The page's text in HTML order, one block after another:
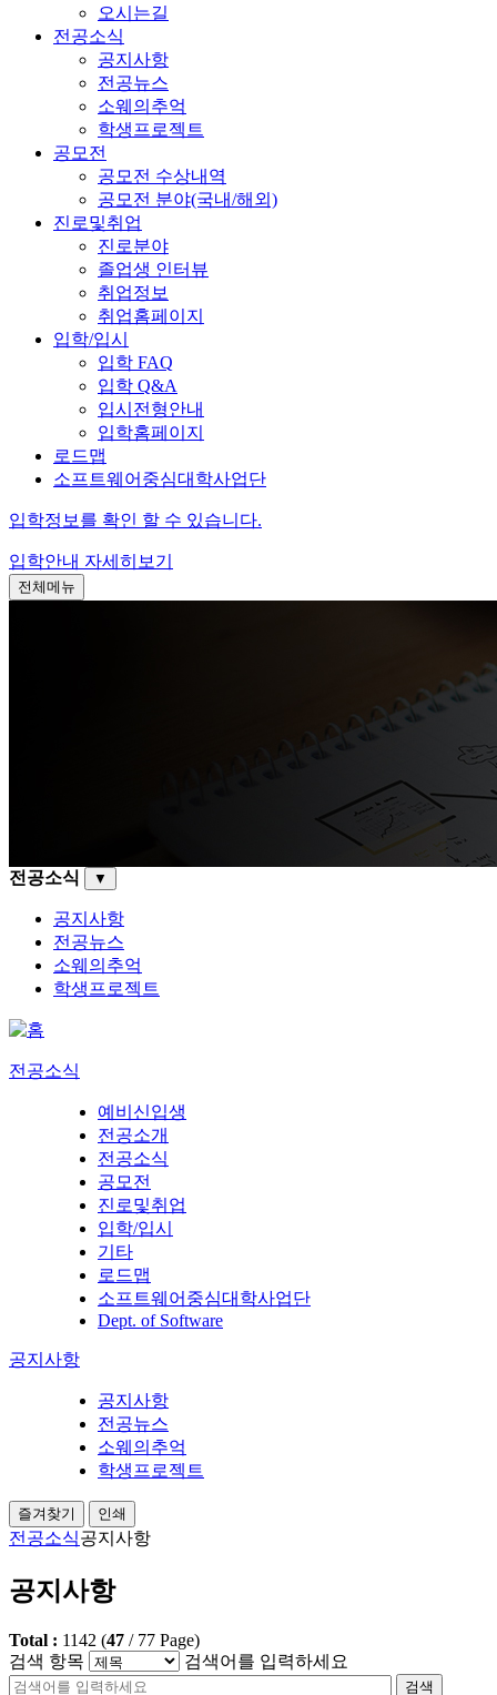
오시는길
전공소식
공지사항
전공뉴스
소웨의추억
학생프로젝트
공모전
공모전 수상내역
공모전 분야(국내/해외)
진로및취업
진로분야
졸업생 인터뷰
취업정보
취업홈페이지
입학/입시
입학 FAQ
입학 Q&A
입시전형안내
입학홈페이지
로드맵
소프트웨어중심대학사업단
입학정보를 확인 할 수 있습니다.
입학안내 자세히보기
전체메뉴
전공소식 ▼
공지사항
전공뉴스
소웨의추억
학생프로젝트
전공소식
예비신입생
전공소개
전공소식
공모전
진로및취업
입학/입시
기타
로드맵
소프트웨어중심대학사업단
Dept. of Software
공지사항
공지사항
전공뉴스
소웨의추억
학생프로젝트
즐겨찾기 인쇄
전공소식공지사항
공지사항
Total : 1142 (47 / 77 Page)
검색 항목
검색어를 입력하세요
검색